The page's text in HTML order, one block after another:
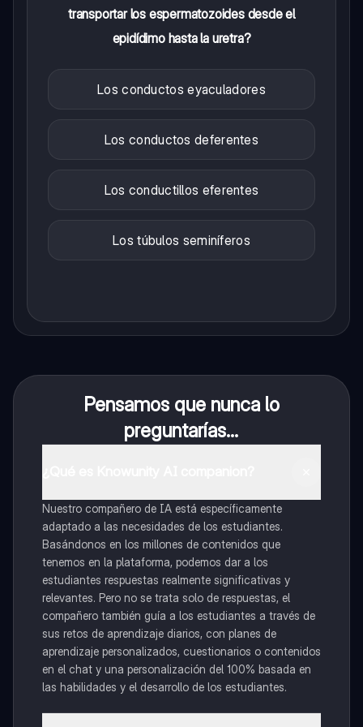
transportar los espermatozoides desde el
epidídimo hasta la uretra?
Los conductos eyaculadores
Los conductos deferentes
Los conductillos eferentes
Los túbulos seminíferos
Pensamos que nunca lo
preguntarías...
Nuestro compañero de IA está específicamente
adaptado a las necesidades de los estudiantes.
Basándonos en los millones de contenidos que
tenemos en la plataforma, podemos dar a los
estudiantes respuestas realmente significativas y
relevantes. Pero no se trata solo de respuestas, el
compañero también guía a los estudiantes a través de
sus retos de aprendizaje diarios, con planes de
aprendizaje personalizados, cuestionarios o contenidos
en el chat y una personalización del 100% basada en
las habilidades y el desarrollo de los estudiantes.